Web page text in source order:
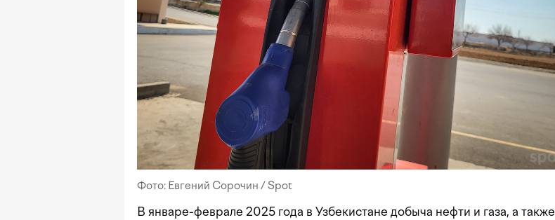
Фото: Евгений Сорочин / Spot
В январе-феврале 2025 года в Узбекистане добыча нефти и газа, а также